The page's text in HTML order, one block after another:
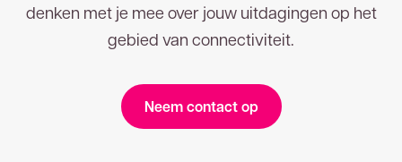
denken met je mee over jouw uitdagingen op het
gebied van connectiviteit.
Neem contact op